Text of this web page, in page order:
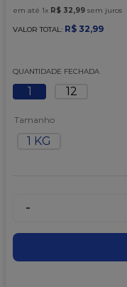
em até 1x R$ 32,99 sem juros
VALOR TOTAL: R$ 32,99
QUANTIDADE FECHADA
1 12
Tamanho
1 KG
-
caixa kraft
10º chocolate